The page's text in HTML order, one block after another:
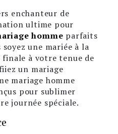
enchanteur de
ultime pour
homme parfaits
soyez une mariée à la
finale à votre tenue de
un mariage
mariage homme
pour sublimer
journée spéciale.